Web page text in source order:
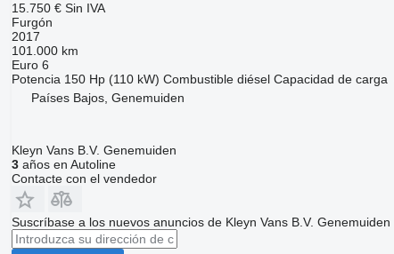
15.750 € Sin IVA
Furgón
2017
101.000 km
Euro 6
Potencia 150 Hp (110 kW) Combustible diésel Capacidad de carga
Países Bajos, Genemuiden
Kleyn Vans B.V. Genemuiden
3años en Autoline
Contacte con el vendedor
Suscríbase a los nuevos anuncios de Kleyn Vans B.V. Genemuiden